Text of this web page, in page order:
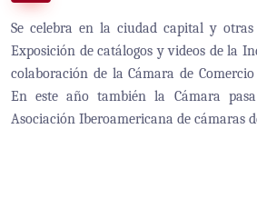
Se celebra en la ciudad capital y
Exposición de catálogos y videos de la
colaboración de la Cámara de
En este año también la Cámara
Asociación Iberoamericana de cámaras